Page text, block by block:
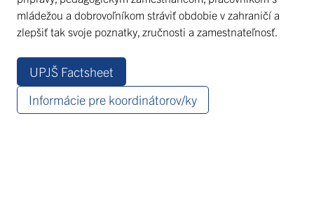
mládežou a dobrovoľníkom stráviť obdobie v zahraničí a
zlepšiť tak svoje poznatky, zručnosti a zamestnateľnosť.
UPJŠ Factsheet
Informácie pre koordinátorov/ky